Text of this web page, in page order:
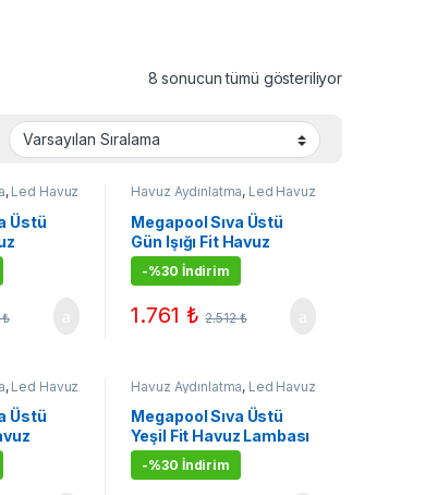
8 sonucun tümü gösteriliyor
, Led Havuz
Üstü
₺
Havuz Aydınlatma, Led Havuz
Lambaları
Megapool Sıva Üstü
Gün Işığı Fit Havuz
Lambası 36W
-%30 İndirim
1.761 ₺ 2.512₺
, Led Havuz
Üstü
Havuz Aydınlatma, Led Havuz
Megapool Sıva Üstü
Yeşil Fit Havuz Lambası
36W
-%30 İndirim